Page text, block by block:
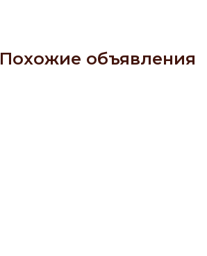
Похожие объявления